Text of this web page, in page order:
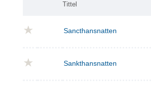
Tittel
Sancthansnatten
Sankthansnatten